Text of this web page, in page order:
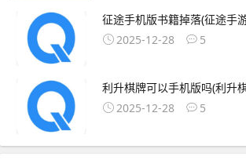
征途手机版书籍掉落(征途手
2025-12-28
5
利升棋牌可以手机版吗(利升
2025-12-28
5